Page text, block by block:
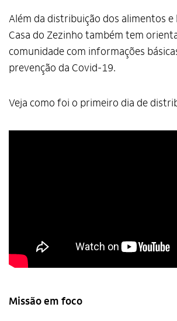
Além da distribuição dos alimentos e
Casa do Zezinho também tem
comunidade com informações
prevenção da Covid-19.
Veja como foi o primeiro dia de
Missão em foco